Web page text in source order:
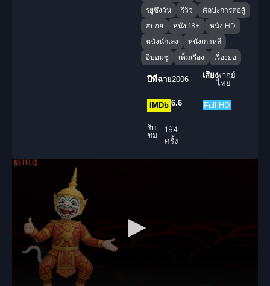
รยูซึงวัน
รีวิว
ศิลปะการต่อสู้
สปอย
หนัง 18+
หนัง HD
หนังนักเลง
หนังเกาหลี
อีบอมซู
เต็มเรื่อง เรื่องย่อ
ปีที่ฉาย2006 เสียงพากย์
ไทย
IMDb 6.6 Full HD
รับ
ชม
194
ครั้ง